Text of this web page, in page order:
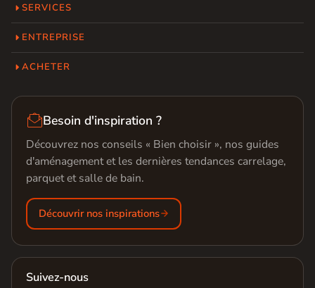
SERVICES
ENTREPRISE
ACHETER
Besoin d'inspiration ?
Découvrez nos conseils « Bien choisir », nos guides
d'aménagement et les dernières tendances carrelage,
parquet et salle de bain.
Découvrir nos inspirations
Suivez-nous